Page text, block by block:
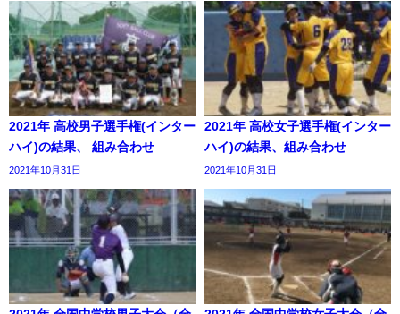
2021年 高校男子選手権(インター
ハイ)の結果、 組み合わせ
2021年10月31日
2021年 高校女子選手権(インター
ハイ)の結果、組み合わせ
2021年10月31日